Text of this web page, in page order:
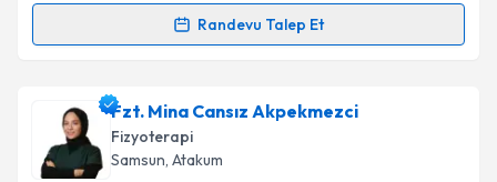
Randevu Talep Et
Randevu Takvimi Talebi
Fzt. Sıla Acar Koçiçin randevu takvimi talebi
oluşturun. Size bu uzmandan randevu almanız için bir
takvim hazırlandığında e-posta ile bilgilendireceğiz.
Fzt. Mina Cansız Akpekmezci
Fizyoterapi
Samsun, Atakum